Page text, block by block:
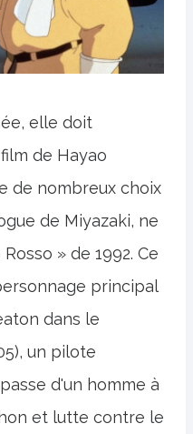
elle doit
de Hayao
de nombreux choix
de Miyazaki, ne
» de 1992. Ce
principal
dans le
un pilote
d'un homme à
et lutte contre le